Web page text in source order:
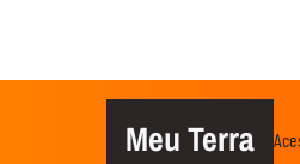
Meu Terra